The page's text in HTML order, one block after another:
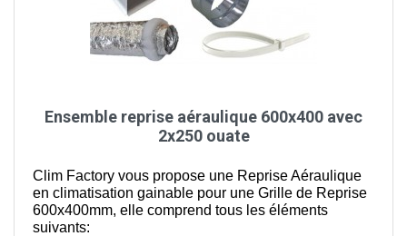
Ensemble reprise aéraulique 600x400 avec
2x250 ouate
Clim Factory vous propose une Reprise Aéraulique
en climatisation gainable pour une Grille de Reprise
600x400mm, elle comprend tous les éléments
suivants: